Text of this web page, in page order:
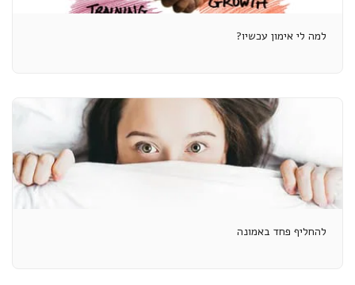
למה לי אימון עכשיו?
להחליף פחד באמונה